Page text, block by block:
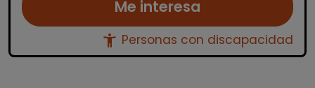
Me interesa
accessibility_new Personas con discapacidad